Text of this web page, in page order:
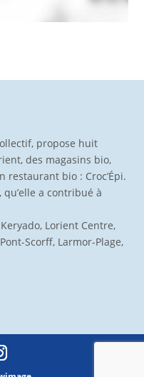
propose huit
des magasins bio,
bio : Croc’Épi.
a contribué à
Lorient Centre,
Scorff, Larmor-Plage,